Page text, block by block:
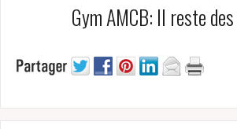
Gym AMCB: Il reste